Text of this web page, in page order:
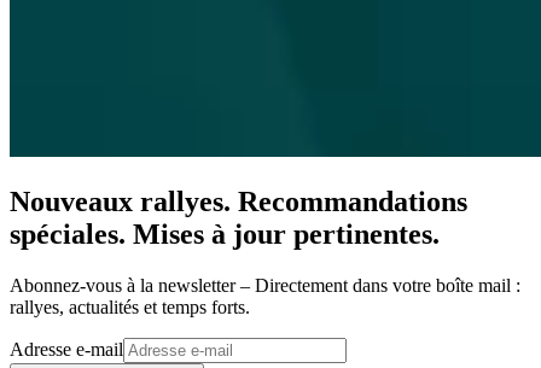
Nouveaux rallyes. Recommandations
spéciales. Mises à jour pertinentes.
Abonnez-vous à la newsletter – Directement dans votre boîte mail :
rallyes, actualités et temps forts.
Adresse e-mail